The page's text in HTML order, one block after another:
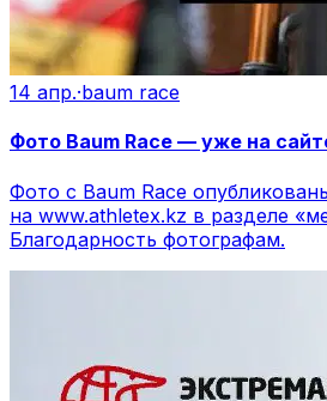
14 апр.·baum race
Фото Baum Race — уже на
Фото с Baum Race
на www.athletex.kz в разделе
Благодарность фотографам.